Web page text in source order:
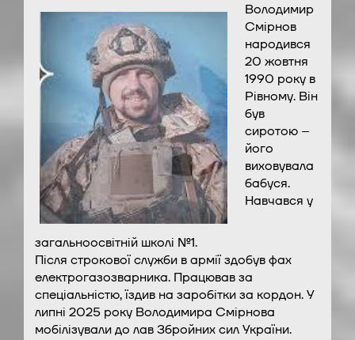
Володимир
Смірнов
народився
20 жовтня
1990 року в
Рівному. Він
був
сиротою –
його
виховувала
бабуся.
Навчався у
загальноосвітній школі №1.
Після строкової служби в армії здобув фах
електрогазозварника. Працював за
спеціальністю, їздив на заробітки за кордон. У
липні 2025 року Володимира Смірнова
мобілізували до лав Збройних сил України.